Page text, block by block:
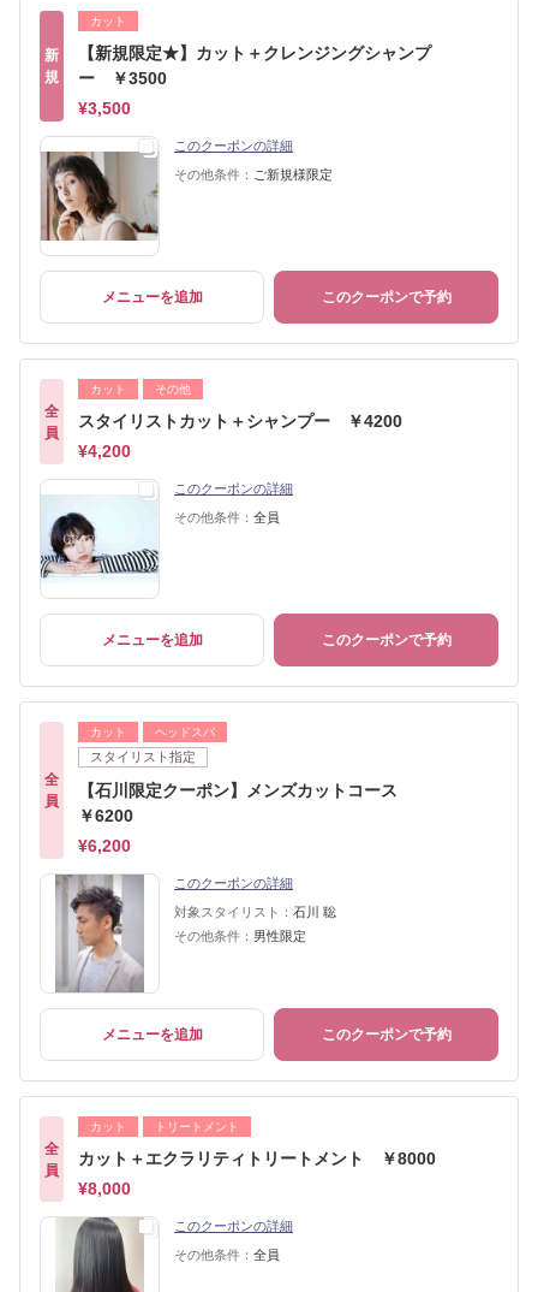
新
規
カット
【新規限定★】カット＋クレンジングシャンプ
ー ￥3500
¥3,500
このクーポンの詳細
その他条件： ご新規様限定
メニューを追加 このクーポンで予約
全
員
カット その他
スタイリストカット＋シャンプー ￥4200
¥4,200
このクーポンの詳細
その他条件： 全員
メニューを追加 このクーポンで予約
全
員
カット ヘッドスパ
スタイリスト指定
【石川限定クーポン】メンズカットコース
￥6200
¥6,200
このクーポンの詳細
対象スタイリスト： 石川 聡
その他条件： 男性限定
メニューを追加 このクーポンで予約
全
員
カット トリートメント
カット＋エクラリティトリートメント ￥8000
¥8,000
このクーポンの詳細
その他条件： 全員